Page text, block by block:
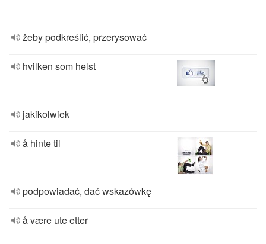
żeby podkreślić, przerysować
hvilken som helst
jakikolwiek
å hinte til
podpowiadać, dać wskazówkę
å være ute etter